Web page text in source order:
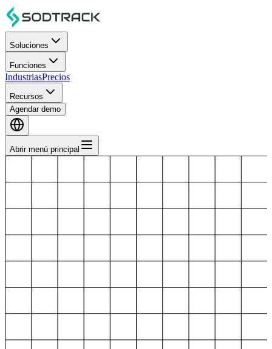
Soluciones
Funciones
IndustriasPrecios
Recursos
Agendar demo
Abrir menú principal